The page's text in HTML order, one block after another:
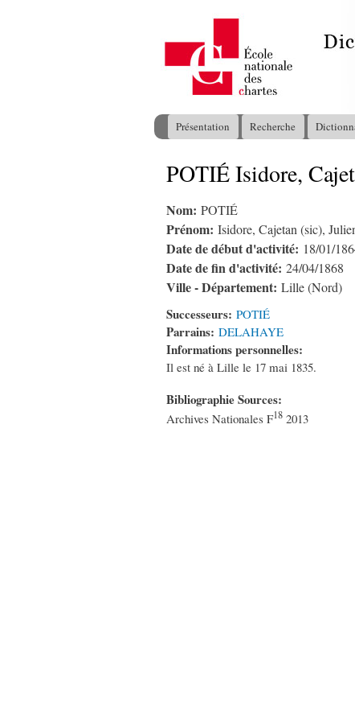
Menu principal
Présentation Recherche
Vous êtes ici
POTIÉ Isidore,
Nom: POTIÉ
Prénom: Isidore, Cajetan (sic),
Date de début d'activité: 18/01/
Date de fin d'activité: 24/04/1868
Ville - Département: Lille (Nord)
Successeurs: POTIÉ
Parrains: DELAHAYE
Informations personnelles:
Il est né à Lille le 17 mai 1835.
Bibliographie Sources:
Archives Nationales F18 2013